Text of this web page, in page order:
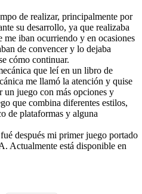
de realizar, principalmente por
su desarrollo, ya que realizaba
iban ocurriendo y en ocasiones
de convencer y lo dejaba
cómo continuar.
que leí en un libro de
me llamó la atención y quise
un juego con más opciones y
que combina diferentes estilos,
de plataformas y alguna
después mi primer juego portado
Actualmente está disponible en